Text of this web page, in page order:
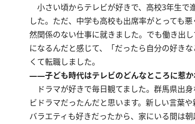
小さい頃からテレビが好きで、高校3年生で
した。ただ、中学も高校も出席率がとっても
然関係のない仕事に就きました。でも働き出
になるんだと感じて、「だったら自分の好き
くて転職しました。
――子ども時代はテレビのどんなところに惹か
ドラマが好きで毎日観てました。群馬県出
ビドラマだったんだと思います。新しい言葉
バラエティも好きだったから、家にいる間は